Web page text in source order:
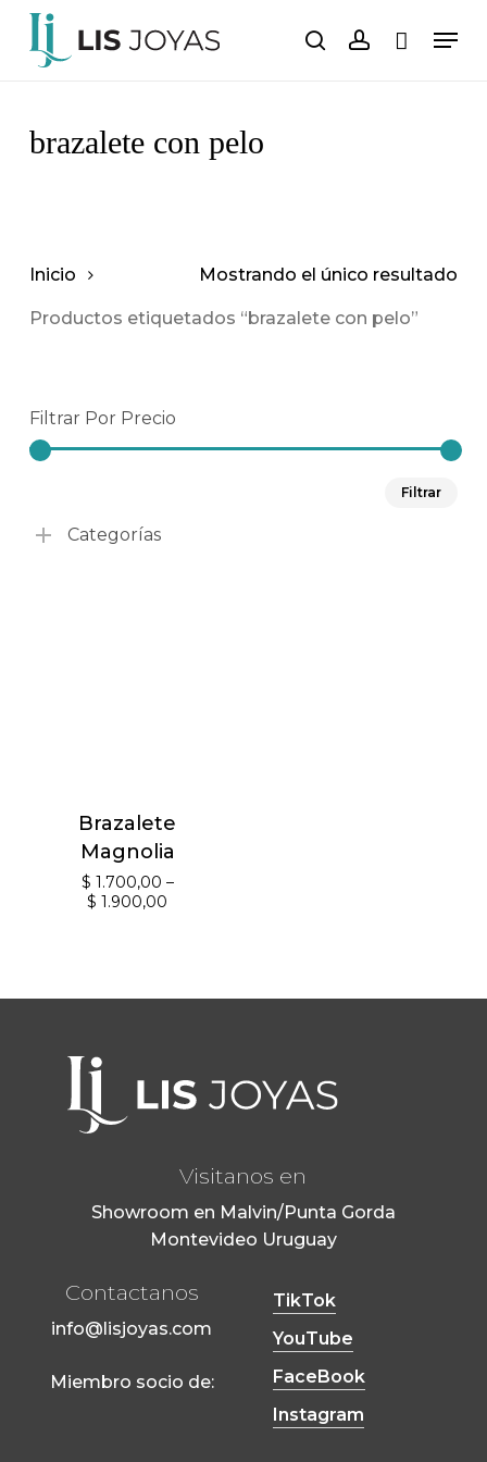
Saltar
contenido
buscarcuenta
Carro Cerrar
brazalete con pelo
Mostrando el único resultado
Inicio
Productos etiquetados “brazalete con pelo”
Filtrar Por Precio
Filtrar
Categorías
Brazalete
Magnolia
$ 1.700,00 –
$ 1.900,00
Visitanos en
Showroom en Malvin/Punta Gorda
Montevideo Uruguay
Contactanos
info@lisjoyas.com
Miembro socio de:
TikTok
YouTube
FaceBook
Instagram